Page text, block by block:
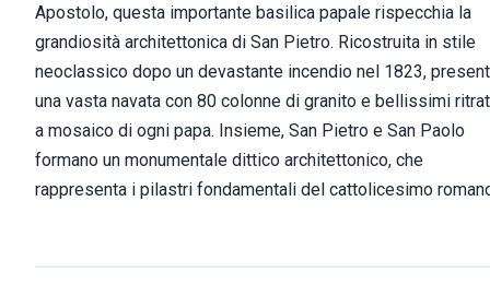
Apostolo, questa importante basilica papale rispecchia la
grandiosità architettonica di San Pietro. Ricostruita in stile
neoclassico dopo un devastante incendio nel 1823,
una vasta navata con 80 colonne di granito e bellissimi
a mosaico di ogni papa. Insieme, San Pietro e San Paolo
formano un monumentale dittico architettonico, che
rappresenta i pilastri fondamentali del cattolicesimo